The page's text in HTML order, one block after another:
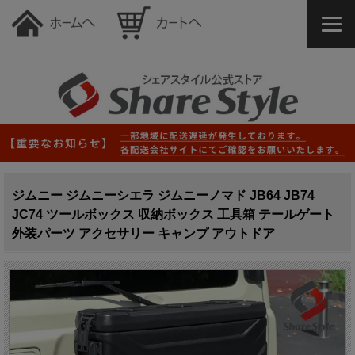
ジムニー ジムニーシエラ ジムニーノマド JB64 JB74
JC74 ツールボックス 収納ボックス 工具箱 テールゲート
外装パーツ アクセサリー キャンプ アウトドア